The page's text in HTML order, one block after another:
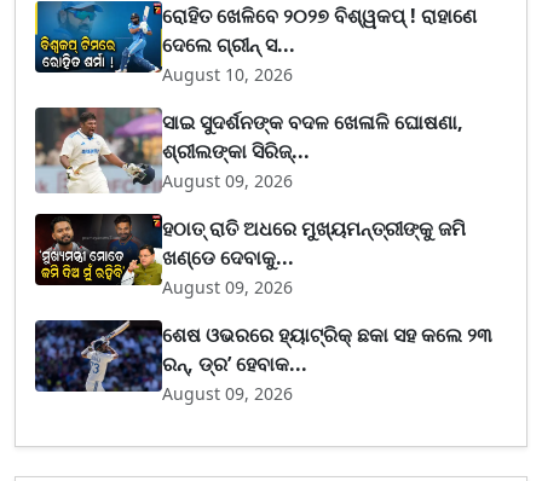
ରୋହିତ ଖେଳିବେ ୨୦୨୭ ବିଶ୍ୱକପ୍ ! ରାହାଣେ
ଦେଲେ ଗ୍ରୀନ୍ ସ...
August 10, 2026
ସାଇ ସୁଦର୍ଶନଙ୍କ ବଦଳ ଖେଳାଳି ଘୋଷଣା,
ଶ୍ରୀଲଙ୍କା ସିରିଜ୍...
August 09, 2026
ହଠାତ୍ ରାତି ଅଧରେ ମୁଖ୍ୟମନ୍ତ୍ରୀଙ୍କୁ ଜମି
ଖଣ୍ଡେ ଦେବାକୁ...
August 09, 2026
ଶେଷ ଓଭରରେ ହ୍ୟାଟ୍ରିକ୍ ଛକା ସହ କଲେ ୨୩
ରନ୍, ଡ୍ର’ ହେବାକ...
August 09, 2026